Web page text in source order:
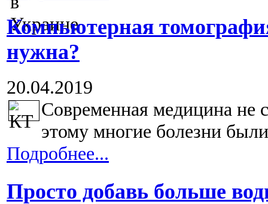
Компьютерная
нужна?
20.04.2019
Современная медицина не
этому многие болезни
Подробнее...
Просто добавь больше